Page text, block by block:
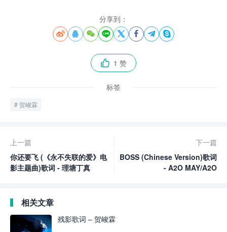
分享到：
       
 1 赞
标签
贺峻霖
上一篇
你还要飞 (《永不失联的爱》电
影主题曲)歌词 - 理塘丁真
下一篇
BOSS (Chinese Version)歌词
- A2O MAY/A2O
相关文章
残影歌词 – 贺峻霖